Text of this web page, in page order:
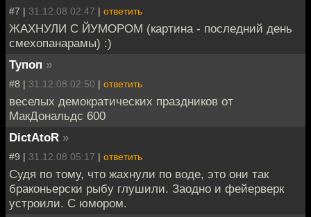
#7 | 31.12.08 02:47 | ответить
ЖАХНУЛИ С ЙУМОРОМ (картина - последний день
смехопанарамы) :)
Тупоп »
#8 | 31.12.08 02:50 | ответить
веселых демократических праздников от
МакДональдс 600
DictAtoR »
#9 | 31.12.08 05:17 | ответить
Судя по тому, что жахнули по воде, это они так
браконьерски рыбу глушили. Заодно и фейерверк
устроили. С юмором.